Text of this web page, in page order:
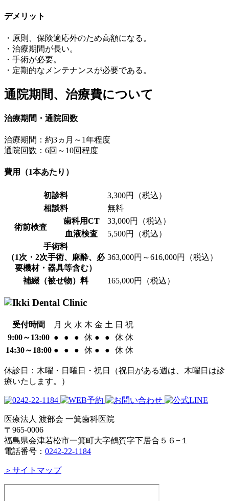
デメリット
・原則、保険適応外のため高額になる。
・治療期間が長い。
・手術が必要。
・定期的なメンテナンスが必要である。
通院期間、治療費について
治療期間・通院回数
治療期間：約3ヵ月～1年程度
通院回数：6回～10回程度
費用（1本あたり）
初診料
3,300円（税込）
相談料
無料
術前検査
歯科用CT
33,000円（税込）
血液検査
5,500円（税込）
手術料
（1次・2次手術、麻酔、必
要機材・器具等含む）
363,000円～616,000円（税込）
補綴（被せ物）料 165,000円（税込）
受付時間 月 火 水 木 金 土 日 祝
9:00～13:00 ● ● ● 休 ● ● 休 休
14:30～18:00 ● ● ● 休 ● ● 休 休
休診日：木曜・日曜日・祝日（祝日がある週は、木曜日は診
療いたします。）
医療法人 渡部会 一箕歯科医院
〒965-0006
福島県会津若松市一箕町大字鶴賀字下居合５６−１
電話番号： 0242-22-1184
＞サイトマップ